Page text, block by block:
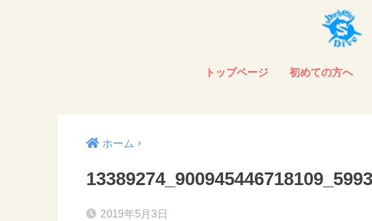
トップページ 初めての方へ
ホーム
2019年5月3日